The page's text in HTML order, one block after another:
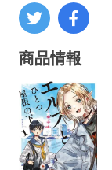
商品情報
その他
イベント
フェア